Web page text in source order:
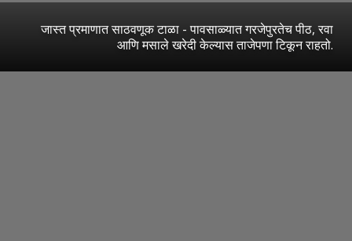
जास्त प्रमाणात साठवणूक टाळा - पावसाळ्यात गरजेपुरतेच पीठ, रवा
आणि मसाले खरेदी केल्यास ताजेपणा टिकून राहतो.